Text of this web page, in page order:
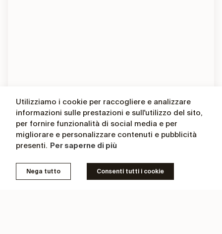
Comunicazione persuasiva
Utilizziamo i cookie per raccogliere e analizzare
informazioni sulle prestazioni e sull'utilizzo del sito,
per fornire funzionalità di social media e per
migliorare e personalizzare contenuti e pubblicità
presenti. Per saperne di più
Nega tutto Consenti tutti i cookie